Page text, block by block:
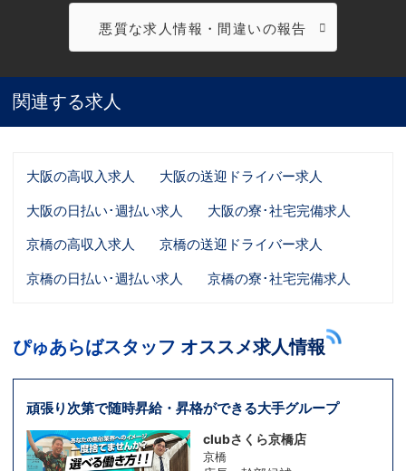
悪質な求人情報・間違いの報告
関連する求人
大阪の高収入求人
大阪の送迎ドライバー求人
大阪の日払い･週払い求人
大阪の寮･社宅完備求人
京橋の高収入求人
京橋の送迎ドライバー求人
京橋の日払い･週払い求人
京橋の寮･社宅完備求人
ぴゅあらばスタッフ オススメ求人情報
頑張り次第で随時昇給・昇格ができる大手グループ
clubさくら京橋店
京橋